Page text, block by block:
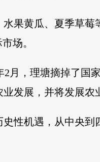
果黄瓜、夏季草
场。
月，理塘摘掉了国
发展，并将发展农
性机遇，从中央